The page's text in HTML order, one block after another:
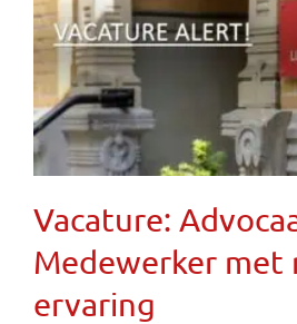
Vacature:
Medewerker met
ervaring